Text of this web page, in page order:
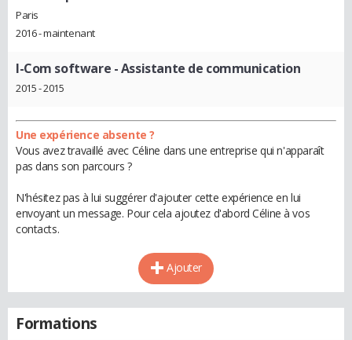
Paris
2016 - maintenant
I-Com software - Assistante de communication
2015 - 2015
Une expérience absente ?
Vous avez travaillé avec Céline dans une entreprise qui n'apparaît
pas dans son parcours ?
N'hésitez pas à lui suggérer d'ajouter cette expérience en lui
envoyant un message. Pour cela ajoutez d'abord Céline à vos
contacts.
Ajouter
Formations